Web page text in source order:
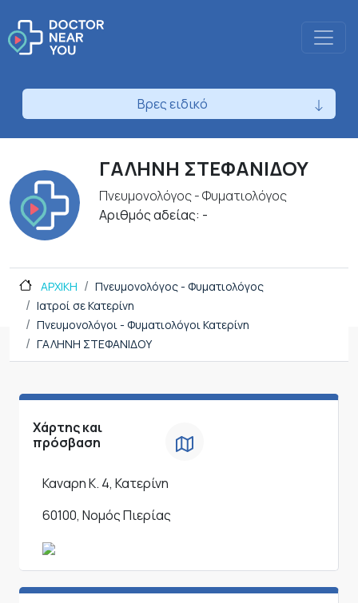
Βρες ειδικό
ΓΑΛΗΝΗ ΣΤΕΦΑΝΙΔΟΥ
Πνευμονολόγος - Φυματιολόγος
Αριθμός αδείας: -
ΑΡΧΙΚΗ
Πνευμονολόγος - Φυματιολόγος
Ιατροί σε Κατερίνη
Πνευμονολόγοι - Φυματιολόγοι Κατερίνη
ΓΑΛΗΝΗ ΣΤΕΦΑΝΙΔΟΥ
Χάρτης και
πρόσβαση
Καναρη Κ. 4, Κατερίνη
60100, Νομός Πιερίας